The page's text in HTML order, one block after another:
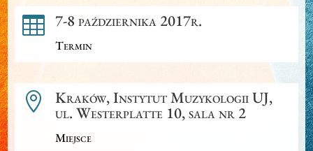
 7-8 października 2017r.
Termin
 Kraków, Instytut Muzykologii UJ,
ul. Westerplatte 10, sala nr 2
Miejsce